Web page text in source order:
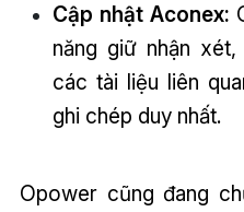
Cập nhật Aconex:
năng giữ nhận
các tài liệu liên
ghi chép duy nhất.
Opower cũng đang